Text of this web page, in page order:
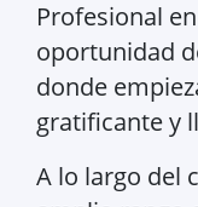
Profesional
oportunidad
donde
gratificante y
A lo largo del